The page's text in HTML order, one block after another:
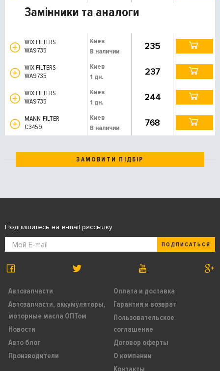
Замінники та аналоги
WIX FILTERS
WA9735
Киев
В наличии
235
WIX FILTERS
WA9735
Киев
1 дн.
237
WIX FILTERS
WA9735
Киев
1 дн.
244
MANN-FILTER
C3459
Киев
В наличии
768
ЗАМОВИТИ ПІДБІР
Автозапчасти
Автозапчасти, аккумуляторы,
моторные масла ОПТом
Новости
Авто блог
Производители
Оплата и доставка
Гарантия и возврат
Пользовательское
соглашение
Договор оферты
О компании
Подпишитесь на e-mail рассылку
ПОДПИСАТЬСЯ